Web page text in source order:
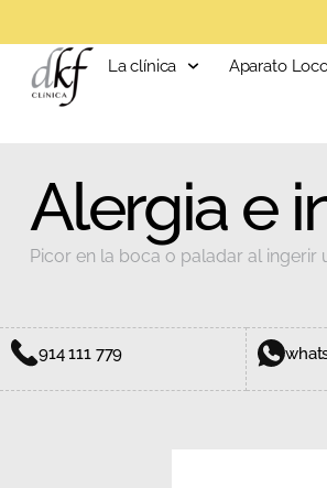
La clínica Aparato
Alergia e
Picor en la boca o paladar al ingerir
914 111 779